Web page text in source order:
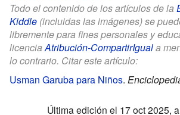
Todo el contenido de los artículos de la
Kiddle (incluidas las imágenes) se
libremente para fines personales y
licenciaAtribución-CompartirIguala
lo contrario. Citar este artículo:
Usman Garuba para Niños.
Última edición el 17 oct 2025,